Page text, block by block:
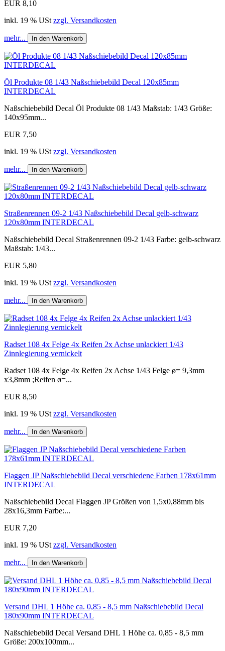
EUR 8,10
inkl. 19 % USt zzgl. Versandkosten
mehr... In den Warenkorb
Öl Produkte 08 1/43 Naßschiebebild Decal 120x85mm
INTERDECAL
Naßschiebebild Decal Öl Produkte 08 1/43 Maßstab: 1/43 Größe:
140x95mm...
EUR 7,50
inkl. 19 % USt zzgl. Versandkosten
mehr... In den Warenkorb
Straßenrennen 09-2 1/43 Naßschiebebild Decal gelb-schwarz
120x80mm INTERDECAL
Naßschiebebild Decal Straßenrennen 09-2 1/43 Farbe: gelb-schwarz
Maßstab: 1/43...
EUR 5,80
inkl. 19 % USt zzgl. Versandkosten
mehr... In den Warenkorb
Radset 108 4x Felge 4x Reifen 2x Achse unlackiert 1/43
Zinnlegierung vernickelt
Radset 108 4x Felge 4x Reifen 2x Achse 1/43 Felge ø= 9,3mm
x3,8mm ;Reifen ø=...
EUR 8,50
inkl. 19 % USt zzgl. Versandkosten
mehr... In den Warenkorb
Flaggen JP Naßschiebebild Decal verschiedene Farben 178x61mm
INTERDECAL
Naßschiebebild Decal Flaggen JP Größen von 1,5x0,88mm bis
28x16,3mm Farbe:...
EUR 7,20
inkl. 19 % USt zzgl. Versandkosten
mehr... In den Warenkorb
Versand DHL 1 Höhe ca. 0,85 - 8,5 mm Naßschiebebild Decal
180x90mm INTERDECAL
Naßschiebebild Decal Versand DHL 1 Höhe ca. 0,85 - 8,5 mm
Größe: 200x100mm...